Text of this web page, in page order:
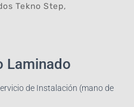
Tekno Step,
Laminado
de Instalación (mano de